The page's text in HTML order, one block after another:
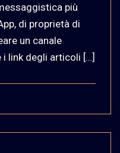
più
di proprietà di
un canale
i link degli articoli […]